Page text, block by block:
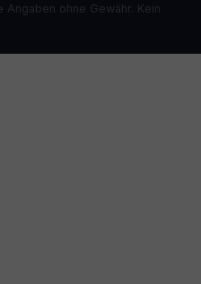
ohne Gewähr. Kein